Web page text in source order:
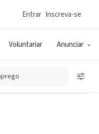
Voluntariar Anunciar
Entrar Inscreva-se